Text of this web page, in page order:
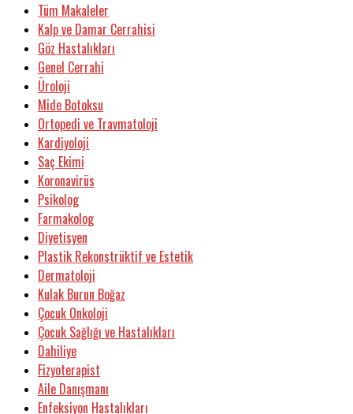
Tüm Makaleler
Kalp ve Damar Cerrahisi
Göz Hastalıkları
Genel Cerrahi
Üroloji
Mide Botoksu
Ortopedi ve Travmatoloji
Kardiyoloji
Saç Ekimi
Koronavirüs
Psikolog
Farmakolog
Diyetisyen
Plastik Rekonstrüktif ve Estetik
Dermatoloji
Kulak Burun Boğaz
Çocuk Onkoloji
Çocuk Sağlığı ve Hastalıkları
Dahiliye
Fizyoterapist
Aile Danışmanı
Enfeksiyon Hastalıkları